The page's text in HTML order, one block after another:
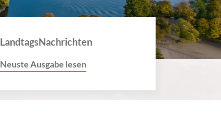
LandtagsNachrichten
Neuste Ausgabe lesen